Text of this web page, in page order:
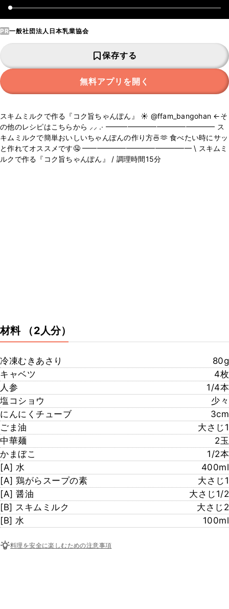
PR一般社団法人日本乳業協会
保存する
無料アプリを開く
スキムミルクで作る『コク旨ちゃんぽん』 ‪‪☀️ @ffam_bangohan ←そ
の他のレシピはこちらから ⸝⸝ .· ━━━━━━━━━━━━━━━ ス
キムミルクで簡単おいしいちゃんぽんの作り方🍜🫶 食べたい時にサッ
と作れてオススメです🤤 ━━━━━━━━━━━━━━━ \ スキムミ
ルクで作る『コク旨ちゃんぽん』 / 調理時間15分
材料 （2人分）
冷凍むきあさり
80g
キャベツ
4枚
人参
1/4本
塩コショウ
少々
にんにくチューブ
3cm
ごま油
大さじ1
中華麺
2玉
かまぼこ
1/2本
[A] 水
400ml
[A] 鶏がらスープの素
大さじ1
[A] 醤油
大さじ1/2
[B] スキムミルク
大さじ2
[B] 水
100ml
料理を安全に楽しむための注意事項